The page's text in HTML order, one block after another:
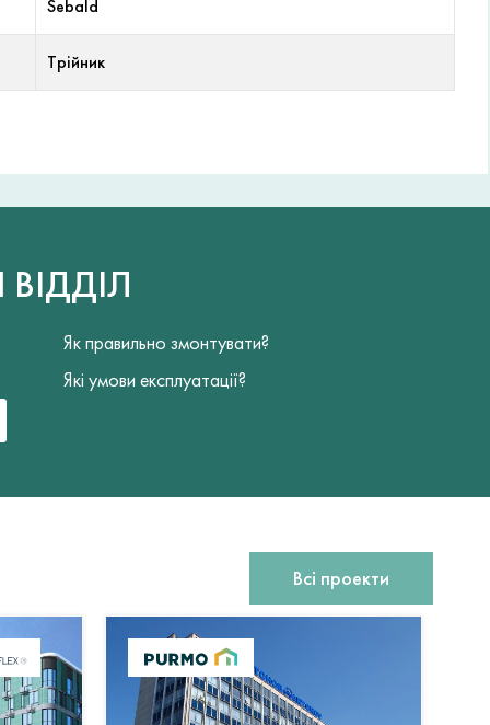
Sebald
Трійник
ВІДДІЛ
Як правильно змонтувати?
Які умови експлуатації?
Всі проекти